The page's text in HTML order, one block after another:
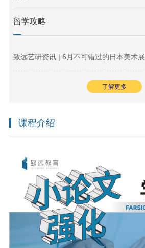
留学攻略
致远艺研资讯 | 6月不可错过的日本美术展
了解更多
课程介绍